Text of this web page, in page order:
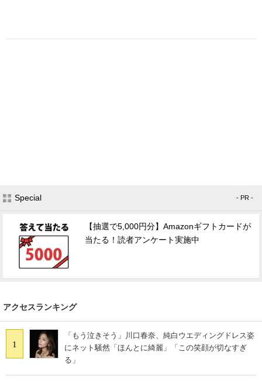
Special - PR -
【抽選で5,000円分】Amazonギフトカードが
当たる！読者アンケート実施中
アクセスランキング
1
「もう泣きそう」川口春奈、純白ウエディングドレス姿
にネット騒然「ほんとに綺麗」「この笑顔が切なすぎ
る」